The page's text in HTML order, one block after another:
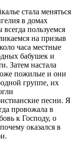
стала меняться
в домах
пользуемся
на призыв
часа местные
бабушек и
Затем настала
пожилые и они
группе, их
песни. Я
провожала в
к Господу, о
оказался в